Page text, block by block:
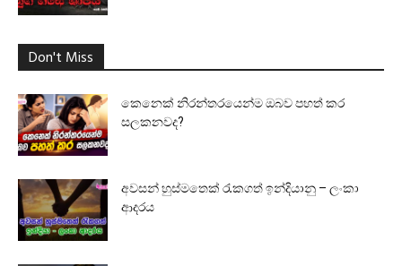
Don't Miss
කෙනෙක් නිරන්තරයෙන්ම ඔබව පහත් කර
සලකනවද?
අවසන් හුස්මතෙක් රැකගත් ඉන්දියානු – ලංකා
ආදරය